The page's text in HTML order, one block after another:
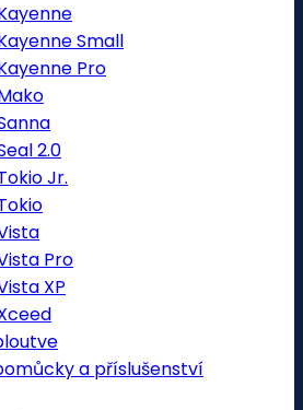
Small
Pro
2.0
Jr.
Pro
XP
a příslušenství